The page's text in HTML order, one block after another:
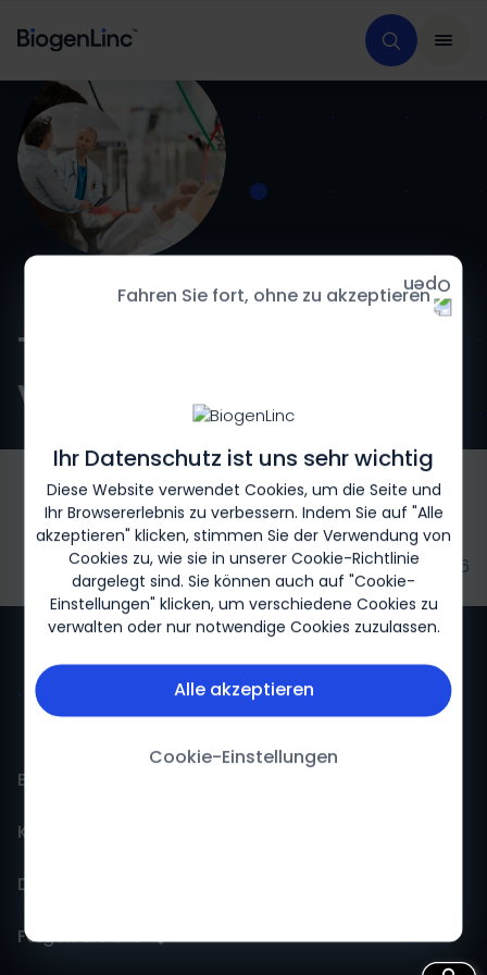
Ihr Datenschutz ist uns sehr wichtig
Diese Website verwendet Cookies, um die Seite und
Ihr Browsererlebnis zu verbessern. Indem Sie auf "Alle
akzeptieren" klicken, stimmen Sie der Verwendung von
Cookies zu, wie sie in unserer Cookie-Richtlinie
dargelegt sind. Sie können auch auf "Cookie-
Einstellungen" klicken, um verschiedene Cookies zu
verwalten oder nur notwendige Cookies zuzulassen.
Alle akzeptieren
Cookie-Einstellungen
Fahren Sie fort, ohne zu akzeptieren
Therapien
von Biogen
Biogen-142009 07/2026
BiogenLinc
Events
FokusFortbildung
Neuroflix
Kontakt
Pharmakovigilanz
Kontakt
Daten
Datenschutzerklärung
Folgen Sie uns